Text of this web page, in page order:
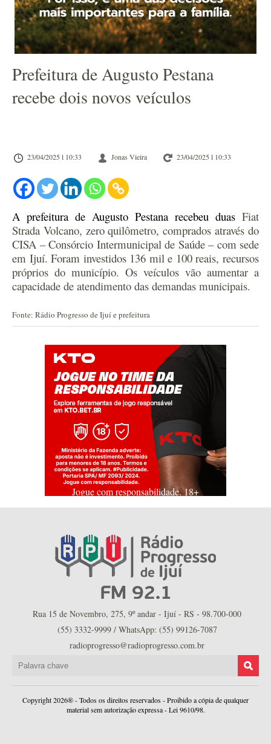
Prefeitura de Augusto Pestana
recebe dois novos veículos
23/04/2025 l 10:33 Jonas Vieira 23/04/2025 l 10:33
A prefeitura de Augusto Pestana recebeu duas Fiat
Strada Volcano, zero quilômetro, comprados através do
CISA – Consórcio Intermunicipal de Saúde – com sede
em Ijuí. Foram investidos 136 mil e 100 reais, recursos
próprios do município. Os veículos vão aumentar a
capacidade de atendimento das demandas municipais.
Fonte: Rádio Progresso de Ijuí e prefeitura
Jogue com responsabilidade. 18+
Rua 15 de Novembro, 275, 9º andar - Ijuí - RS - 98.700-000
(55) 3332-9999 / WhatsApp: (55) 99126-7087
radioprogresso@radioprogresso.com.br
Copyright 2026® - Todos os direitos reservados - Proibido a cópia de qualquer
material sem autorização expressa - Lei 9610/98.